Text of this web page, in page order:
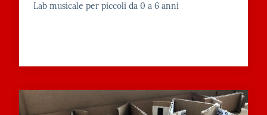
Lab musicale per piccoli da 0 a 6 anni